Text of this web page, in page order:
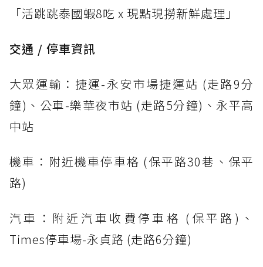
「活跳跳泰國蝦8吃 x 現點現撈新鮮處理」
交通 / 停車資訊
大眾運輸：捷運-永安市場捷運站 (走路9分
鐘)、公車-樂華夜市站 (走路5分鐘)、永平高
中站
機車：附近機車停車格 (保平路30巷、保平
路)
汽車：附近汽車收費停車格 (保平路)、
Times停車場-永貞路 (走路6分鐘)